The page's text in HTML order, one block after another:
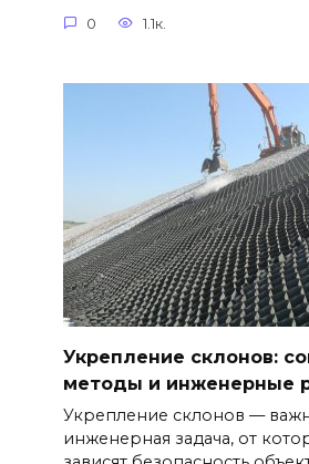
0 1.1к.
Укрепление склонов:
методы и инженерные
Укрепление склонов —
инженерная задача, от